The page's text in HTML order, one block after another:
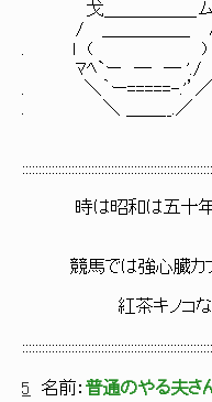
戈＿＿＿＿＿_ム
/ ＿＿＿＿＿
. l ( )
ﾏﾍ`ー ― ― './
. ＼｀ー=====-.'’／
. ＼ ＿＿__.／
時は昭和は五十年
競馬では強心臓カブ
紅茶キノコなんて飲
5 名前： 普通のやる夫さ